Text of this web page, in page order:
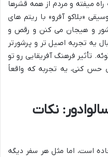
میفته و مردم از همه قشرها
«بلاکو آفرو» با ریتم های
شور و هیجان می کنن و رقص و
یه تجربه اصیل تر و پرشورتر
تأثیر فرهنگ آفریقایی رو تو
کنی، یه تجربه که واقعاً
نکات
است، اما مثل هر سفر دیگه